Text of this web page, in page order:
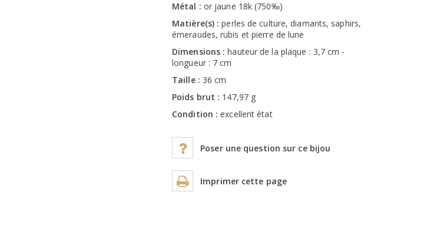
Métal : or jaune 18k (750‰)
Matière(s) :perles de culture, diamants, saphirs,
émeraudes, rubis et pierre de lune
Dimensions :hauteur de la plaque : 3,7 cm -
longueur : 7 cm
Taille : 36 cm
Poids brut : 147,97 g
Condition :excellent état
Poser une question sur ce bijou
Imprimer cette page